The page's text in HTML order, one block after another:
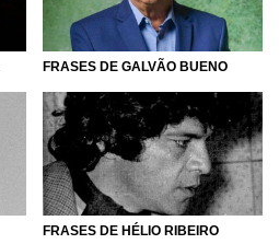
FRASES DE GALVÃO BUENO
FRASES DE HÉLIO RIBEIRO